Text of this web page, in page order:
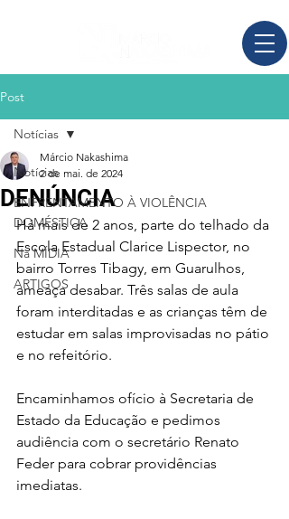
Post
Notícias
ENFRENTAMENTO À VIOLÊNCIA
DOMÉSTICA
Na MÍDIA
ARTIGOS
Notícias
DENÚNCIA
Márcio Nakashima
2 de mai. de 2024
Há mais de 2 anos, parte do telhado da
Escola Estadual Clarice Lispector, no
bairro Torres Tibagy, em Guarulhos,
ameaça desabar. Três salas de aula
foram interditadas e as crianças têm de
estudar em salas improvisadas no pátio
e no refeitório.
Encaminhamos ofício à Secretaria de
Estado da Educação e pedimos
audiência com o secretário Renato
Feder para cobrar providências
imediatas.